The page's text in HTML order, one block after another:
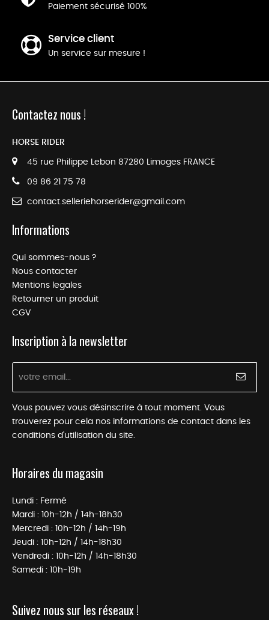
Paiement sécurisé 100%
Service client
Un service sur mesure !
Contactez nous !
HORSE RIDER
45 rue Philippe Lebon 87280 Limoges FRANCE
09 86 21 75 78
contact.selleriehorserider@gmail.com
Informations
Qui sommes-nous ?
Nous contacter
Mentions legales
Retourner un produit
CGV
Inscription à la newsletter
Vous pouvez vous désinscrire à tout moment. Vous
trouverez pour cela nos informations de contact dans les
conditions d'utilisation du site.
Horaires du magasin
Lundi : Fermé
Mardi : 10h-12h / 14h-18h30
Mercredi : 10h-12h / 14h-19h
Jeudi : 10h-12h / 14h-18h30
Vendredi : 10h-12h / 14h-18h30
Samedi : 10h-19h
Suivez nous sur les réseaux !